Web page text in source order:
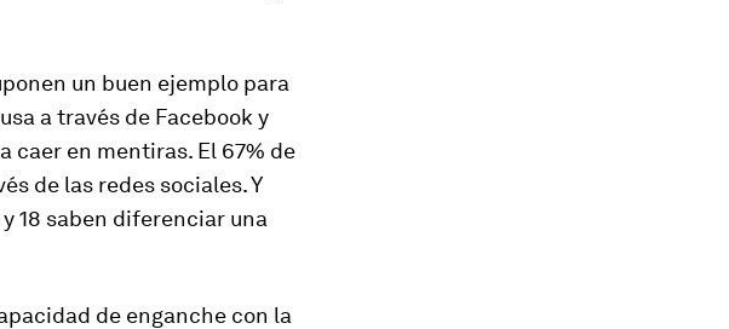
un buen ejemplo para
a través de Facebook y
en mentiras. El 67% de
de las redes sociales. Y
18 saben diferenciar una
de enganche con la